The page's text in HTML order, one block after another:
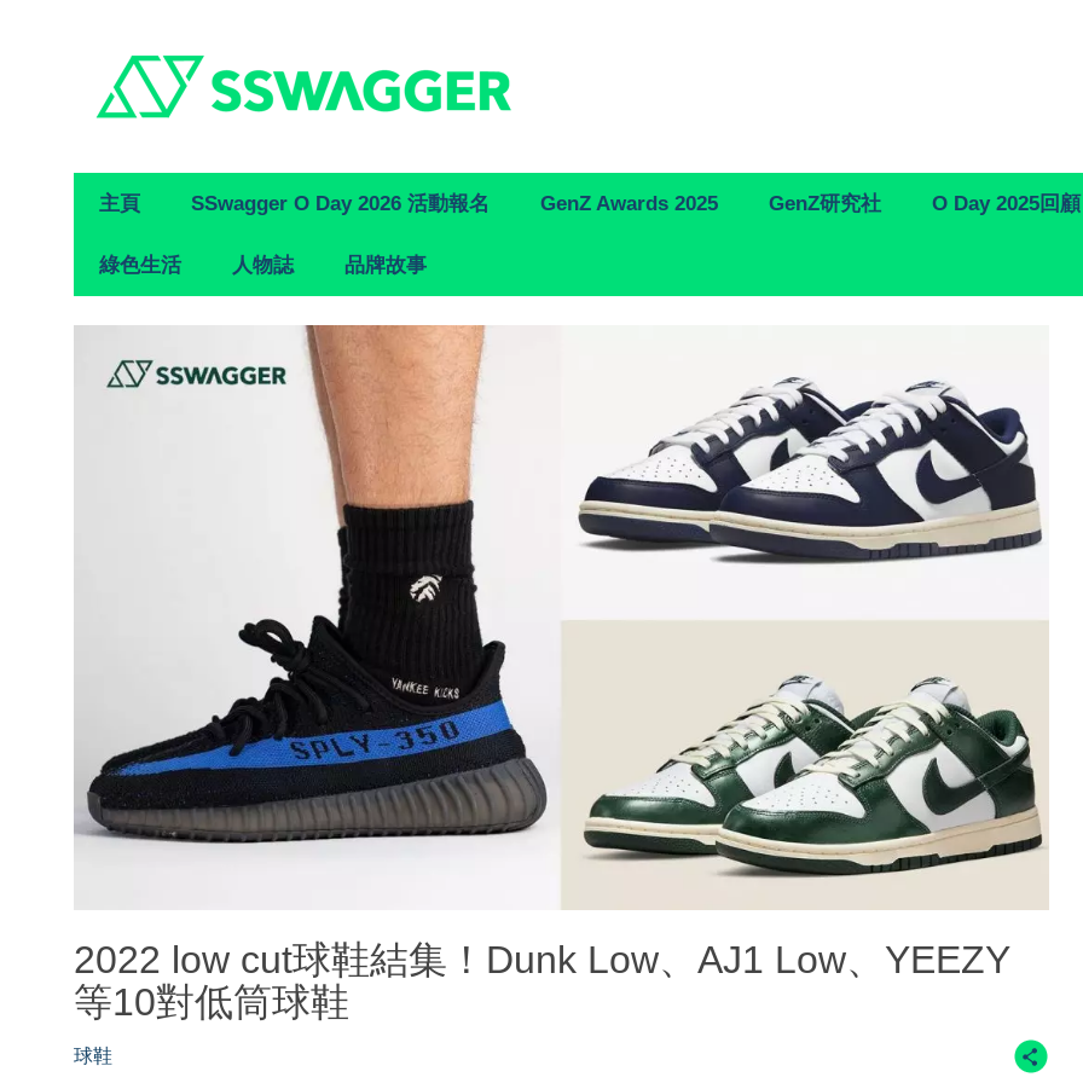
Primary
Navigation
主頁 SSwagger O Day 2026 活動報名 GenZ Awards 2025 GenZ研究社 O Day 2025回顧
綠色生活 人物誌 品牌故事
2022 low cut球鞋結集！Dunk Low、AJ1 Low、YEEZY
等10對低筒球鞋
球鞋